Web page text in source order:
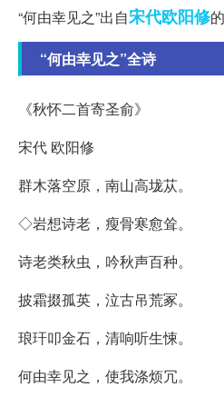
“何由幸见之”出自宋代欧阳修
“何由幸见之”全诗
《秋怀二首寄圣俞》
宋代 欧阳修
群木落空原，南山高垅苁。
◇岩想诗老，瘦骨寒愈耸。
诗老类秋虫，吟秋声百种。
披霜掇孤英，泣古吊荒冢。
琅玕叩金石，清响听生悚。
何由幸见之，使我涤烦冗。